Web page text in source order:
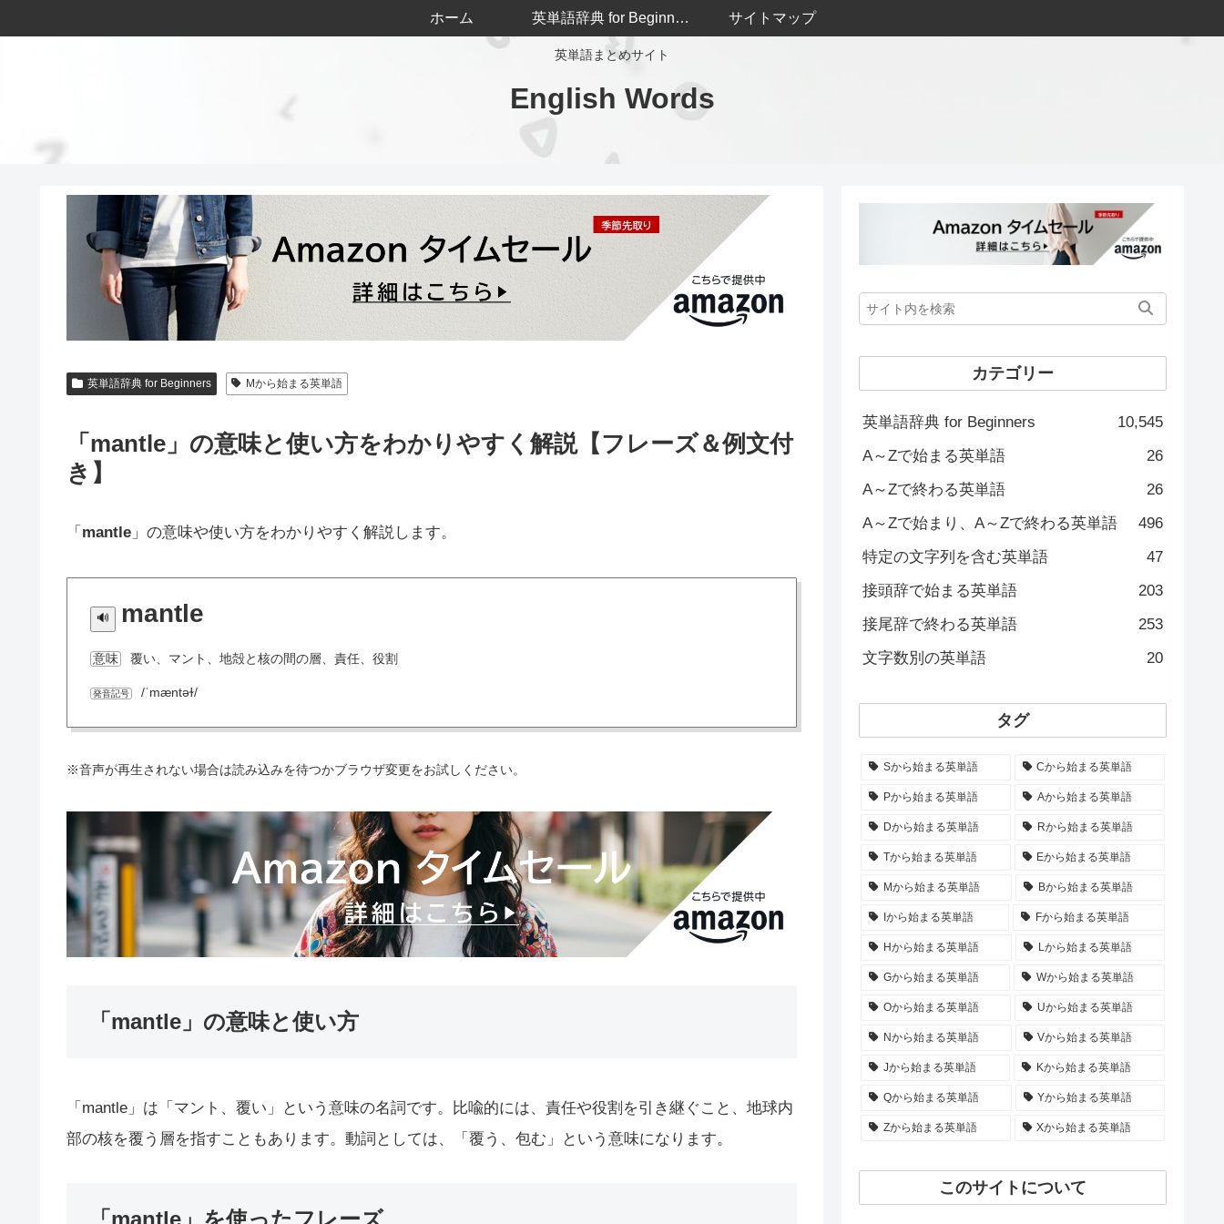
英単語まとめサイト
English Words
ホーム 英単語辞典 for Beginners サイトマップ
英単語辞典 for Beginners Mから始まる英単語
「mantle」の意味と使い方をわかりやすく解説【フレーズ＆例文付
き】
「 mantle 」の意味や使い方をわかりやすく解説します。
mantle
意味 覆い、マント、地殻と核の間の層、責任、役割
発音記号 /ˈmæntəɫ/
※音声が再生されない場合は読み込みを待つかブラウザ変更をお試しください。
「mantle」の意味と使い方
「mantle」は「マント、覆い」という意味の名詞です。比喩的には、責任や役割を引き継ぐこと、地球内
部の核を覆う層を指すこともあります。動詞としては、「覆う、包む」という意味になります。
「mantle」を使ったフレーズ
カテゴリー
英単語辞典 for Beginners
10,545
A～Zで始まる英単語
26
A～Zで終わる英単語
26
A～Zで始まり、A～Zで終わる英単語
496
特定の文字列を含む英単語
47
接頭辞で始まる英単語
203
接尾辞で終わる英単語
253
文字数別の英単語
20
タグ
Sから始まる英単語 Cから始まる英単語
Pから始まる英単語 Aから始まる英単語
Dから始まる英単語 Rから始まる英単語
Tから始まる英単語 Eから始まる英単語
Mから始まる英単語 Bから始まる英単語
Iから始まる英単語 Fから始まる英単語
Hから始まる英単語 Lから始まる英単語
Gから始まる英単語 Wから始まる英単語
Oから始まる英単語 Uから始まる英単語
Nから始まる英単語 Vから始まる英単語
Jから始まる英単語 Kから始まる英単語
Qから始まる英単語 Yから始まる英単語
Zから始まる英単語 Xから始まる英単語
このサイトについて